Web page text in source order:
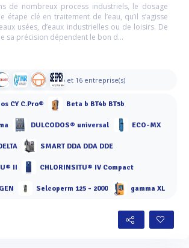
de nombreux process industriels, le dosage
étape clé en traitement de l’eau, qu’il s’agisse
usées, d’eaux industrielles ou de loisirs. De
sa précision dépendent le bon d...
et 16 entreprise(s)
CY C.Pro® Beta b BT4b BT5b
DULCODOS® universal ECO-MX
SMART DDA DDA DDE
II CHLORINSITU® IV Compact
Selcoperm 125 - 2000 gamma XL